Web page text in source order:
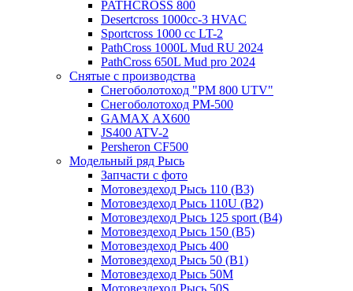
PATHCROSS 800
Desertcross 1000cc-3 HVAC
Sportcross 1000 cc LT-2
PathCross 1000L Mud RU 2024
PathCross 650L Mud pro 2024
Снятые с производства
Снегоболотоход "РМ 800 UTV"
Снегоболотоход РМ-500
GAMAX AX600
JS400 ATV-2
Persheron CF500
Модельный ряд Рысь
Запчасти с фото
Мотовездеход Рысь 110 (B3)
Мотовездеход Рысь 110U (B2)
Мотовездеход Рысь 125 sport (B4)
Мотовездеход Рысь 150 (B5)
Мотовездеход Рысь 400
Мотовездеход Рысь 50 (B1)
Мотовездеход Рысь 50M
Мотовездеход Рысь 50S